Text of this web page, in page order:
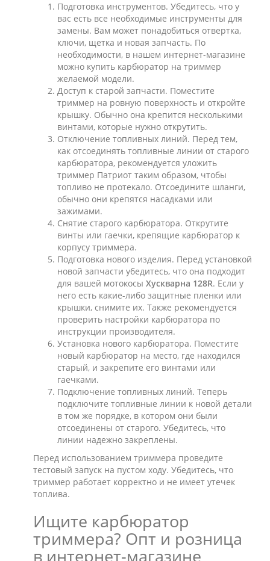
Подготовка инструментов. Убедитесь, что у
вас есть все необходимые инструменты для
замены. Вам может понадобиться отвертка,
ключи, щетка и новая запчасть. По
необходимости, в нашем интернет-магазине
можно купить карбюратор на триммер
желаемой модели.
Доступ к старой запчасти. Поместите
триммер на ровную поверхность и откройте
крышку. Обычно она крепится несколькими
винтами, которые нужно открутить.
Отключение топливных линий. Перед тем,
как отсоединять топливные линии от старого
карбюратора, рекомендуется уложить
триммер Патриот таким образом, чтобы
топливо не протекало. Отсоедините шланги,
обычно они крепятся насадками или
зажимами.
Снятие старого карбюратора. Открутите
винты или гаечки, крепящие карбюратор к
корпусу триммера.
Подготовка нового изделия. Перед установкой
новой запчасти убедитесь, что она подходит
для вашей мотокосы Хускварна 128R. Если у
него есть какие-либо защитные пленки или
крышки, снимите их. Также рекомендуется
проверить настройки карбюратора по
инструкции производителя.
Установка нового карбюратора. Поместите
новый карбюратор на место, где находился
старый, и закрепите его винтами или
гаечками.
Подключение топливных линий. Теперь
подключите топливные линии к новой детали
в том же порядке, в котором они были
отсоединены от старого. Убедитесь, что
линии надежно закреплены.
Перед использованием триммера проведите
тестовый запуск на пустом ходу. Убедитесь, что
триммер работает корректно и не имеет утечек
топлива.
Ищите карбюратор
триммера? Опт и розница
в интернет-магазине